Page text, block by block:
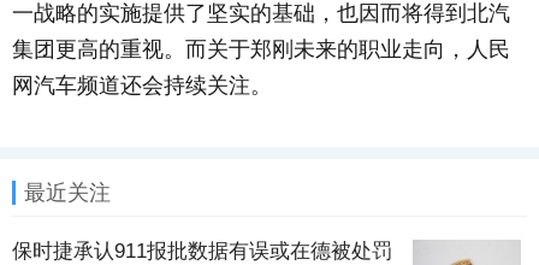
一战略的实施提供了坚实的基础，也因而将得到北汽
集团更高的重视。而关于郑刚未来的职业走向，人民
网汽车频道还会持续关注。
最近关注
保时捷承认911报批数据有误或在德被处罚